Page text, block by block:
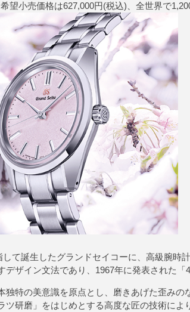
望小売価格は627,000円(税込)、全世界で
て誕生したグランドセイコーに、高級腕時
ザイン文法であり、1967年に発表された「
特の美意識を原点とし、磨きあげた歪みの
研磨」をはじめとする高度な匠の技術によ